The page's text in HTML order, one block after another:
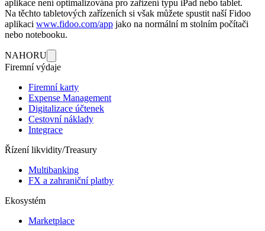
aplikace není optimalizována pro zařízení typu iPad nebo tablet.
Na těchto tabletových zařízeních si však můžete spustit naší Fidoo
aplikaci www.fidoo.com/app jako na normální m stolním počítači
nebo notebooku.
NAHORU
Firemní výdaje
Firemní karty
Expense Management
Digitalizace účtenek
Cestovní náklady
Integrace
Řízení likvidity/Treasury
Multibanking
FX a zahraniční platby
Ekosystém
Marketplace